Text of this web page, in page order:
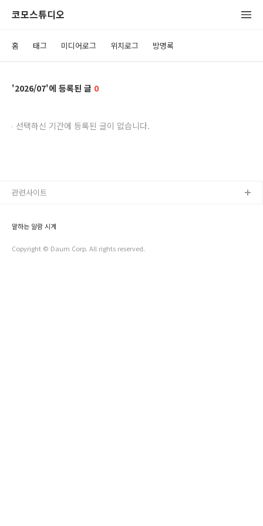
코모스튜디오
홈 태그 미디어로그 위치로그 방명록
2026/07 0
선택하신 기간에 등록된 글이 없습니다.
말하는 알람 시계
Copyright © Daum Corp. All rights reserved.
관련사이트